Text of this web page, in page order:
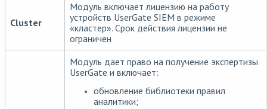
Cluster
Модуль включает лицензию на работу
устройств UserGate SIEM в режиме
«кластер». Срок действия лицензии не
ограничен
Модуль дает право на получение экспертизы
UserGate и включает:
обновление библиотеки правил
аналитики;